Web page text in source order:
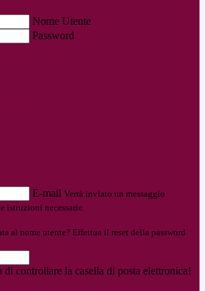
Nome Utente
Password
E-mail Verrà inviato un messaggio
istruzioni necessarie.
al nome utente? Effettua il reset della password
controllare la casella di posta elettronica!